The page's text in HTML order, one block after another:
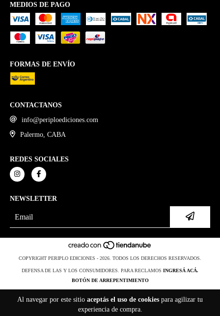
Al navegar por este sitio aceptás el uso de cookies para agilizar tu
experiencia de compra.
MEDIOS DE PAGO
FORMAS DE ENVÍO
CONTACTANOS
info@periploediciones.com
Palermo, CABA
REDES SOCIALES
NEWSLETTER
COPYRIGHT PERIPLO EDICIONES - 2026. TODOS LOS DERECHOS RESERVADOS.
DEFENSA DE LAS Y LOS CONSUMIDORES. PARA RECLAMOS INGRESÁ ACÁ.
BOTÓN DE ARREPENTIMIENTO